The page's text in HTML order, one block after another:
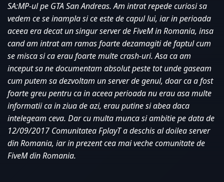
SA:MP-ul pe GTA San Andreas. Am intrat repede curiosi sa
vedem ce se inampla si ce este de capul lui, iar in perioada
aceea era decat un singur server de FiveM in Romania, insa
cand am intrat am ramas foarte dezamagiti de faptul cum
se misca si ca erau foarte multe crash-uri. Asa ca am
inceput sa ne documentam absolut peste tot unde gaseam
cum putem sa dezvoltam un server de genul, doar ca a fost
foarte greu pentru ca in aceea perioada nu erau asa multe
informatii ca in ziua de azi, erau putine si abea daca
intelegeam ceva. Dar cu multa munca si ambitie pe data de
12/09/2017 Comunitatea FplayT a deschis al doilea server
din Romania, iar in prezent cea mai veche comunitate de
FiveM din Romania.